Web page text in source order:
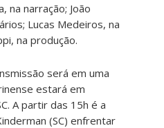
na narração; João
Lucas Medeiros, na
na produção.
será em uma
estará em
A partir das 15h é a
(SC) enfrentar